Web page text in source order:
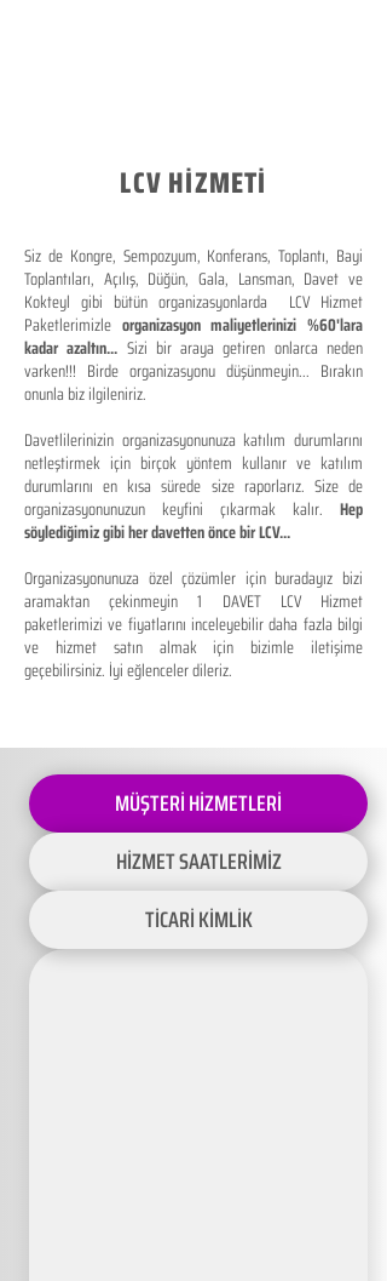
LCV HİZMETİ
Siz de Kongre, Sempozyum, Konferans, Toplantı, Bayi
Toplantıları, Açılış, Düğün, Gala, Lansman, Davet ve
Kokteyl gibi bütün organizasyonlarda LCV Hizmet
Paketlerimizle organizasyon maliyetlerinizi %60'lara
kadar azaltın... Sizi bir araya getiren onlarca neden
varken!!! Birde organizasyonu düşünmeyin... Bırakın
onunla biz ilgileniriz.
Davetlilerinizin organizasyonunuza katılım durumlarını
netleştirmek için birçok yöntem kullanır ve katılım
durumlarını en kısa sürede size raporlarız. Size de
organizasyonunuzun keyfini çıkarmak kalır. Hep
söylediğimiz gibi her davetten önce bir LCV...
Organizasyonunuza özel çözümler için buradayız bizi
aramaktan çekinmeyin 1 DAVET LCV Hizmet
paketlerimizi ve fiyatlarını inceleyebilir daha fazla bilgi
ve hizmet satın almak için bizimle iletişime
geçebilirsiniz. İyi eğlenceler dileriz.
MÜŞTERİ HİZMETLERİ
HİZMET SAATLERİMİZ
TİCARİ KİMLİK